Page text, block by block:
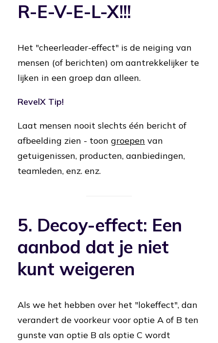
R-E-V-E-L-X!!!
Het "cheerleader-effect" is de neiging van
mensen (of berichten) om aantrekkelijker te
lijken in een groep dan alleen.
RevelX Tip!
Laat mensen nooit slechts één bericht of
afbeelding zien - toon groepen van
getuigenissen, producten, aanbiedingen,
teamleden, enz. enz.
5. Decoy-effect: Een
aanbod dat je niet
kunt weigeren
Als we het hebben over het "lokeffect", dan
verandert de voorkeur voor optie A of B ten
gunste van optie B als optie C wordt